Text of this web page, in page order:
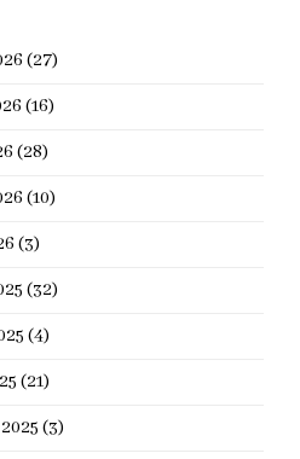
(27)
(16)
(28)
(10)
(3)
(32)
(4)
(21)
(3)